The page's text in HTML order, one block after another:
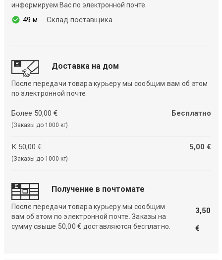
информируем Вас по электронной почте.
49 м. Склад поставщика
Доставка на дом
После передачи товара курьеру мы сообщим вам об этом
по электронной почте.
Более 50,00 €
(Заказы до 1000 кг)
Бесплатно
К 50,00 €
(Заказы до 1000 кг)
5,00 €
Получение в почтомате
После передачи товара курьеру мы сообщим
вам об этом по электронной почте. Заказы на
сумму свыше 50,00 € доставляются бесплатно.
3,50
€